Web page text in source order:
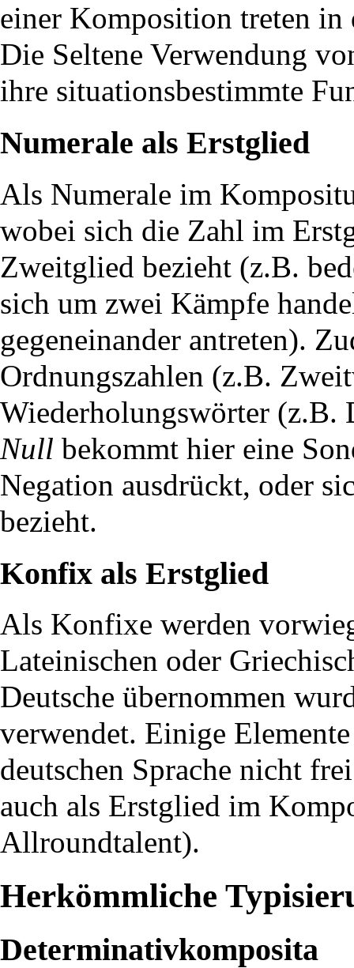
einer Komposition treten in
Die Seltene Verwendung
ihre situationsbestimmte
Numerale als Erstglied
Als Numerale im
wobei sich die Zahl im
Zweitglied bezieht (z.B.
sich um zwei Kämpfe
gegeneinander antreten).
Ordnungszahlen (z.B.
Wiederholungswörter (z.B.
Null bekommt hier eine
Negation ausdrückt, oder
bezieht.
Konfix als Erstglied
Als Konfixe werden
Lateinischen oder
Deutsche übernommen
verwendet. Einige
deutschen Sprache nicht
auch als Erstglied im
Allroundtalent).
Herkömmliche
Determinativkomposita